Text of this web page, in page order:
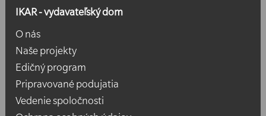
IKAR - vydavateľský dom
O nás
Naše projekty
Edičný program
Pripravované podujatia
Vedenie spoločnosti